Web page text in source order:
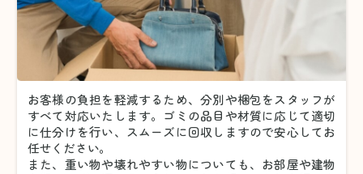
お客様の負担を軽減するため、分別や梱包をスタッフが
すべて対応いたします。 ゴミの品目や材質に応じて適切
に仕分けを行い、スムーズに回収しますので安心してお
任せください。
また、重い物や壊れやすい物についても、お部屋や建物